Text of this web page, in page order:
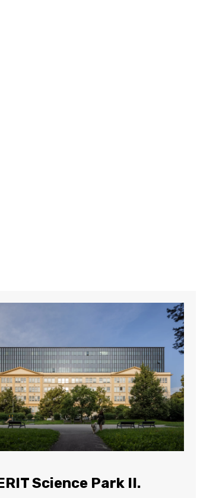
Science Park II.